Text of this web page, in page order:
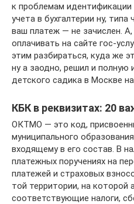
к проблемам
учета в бухгалтерии ну,
ваш платеж — не зачислен.
оплачивать на сайте гос-
этим разбираться, куда же
ну а заодно, решил и полную
детского садика в Москве
КБК в реквизитах: 20
ОКТМО — это код,
муниципального
входящему в его состав. В
платежных поручениях на
платежей и страховых
той территории, на которой
соответствующие налоги,